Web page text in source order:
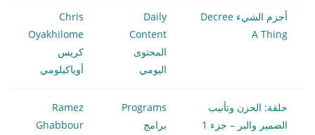
أجزم الشيء Decree
A Thing
Daily
Content
المحتوى
اليومي
Chris
Oyakhilome
كريس
أوياكيلومي
حلقة: الحزن وتأنيب
الضمير والبر – جزء 1
Programs
برامج
Ramez
Ghabbour